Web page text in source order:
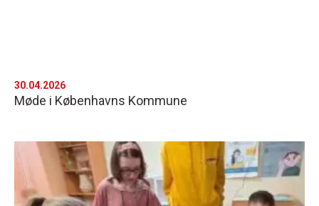
Møde i Københavns Kommune
30.04.2026